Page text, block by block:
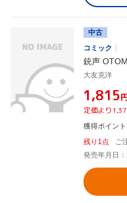
中古
コミック
銃声
大友克洋
¥1,815
定価より
獲得ポイン
残り1点
ご
発売年月日